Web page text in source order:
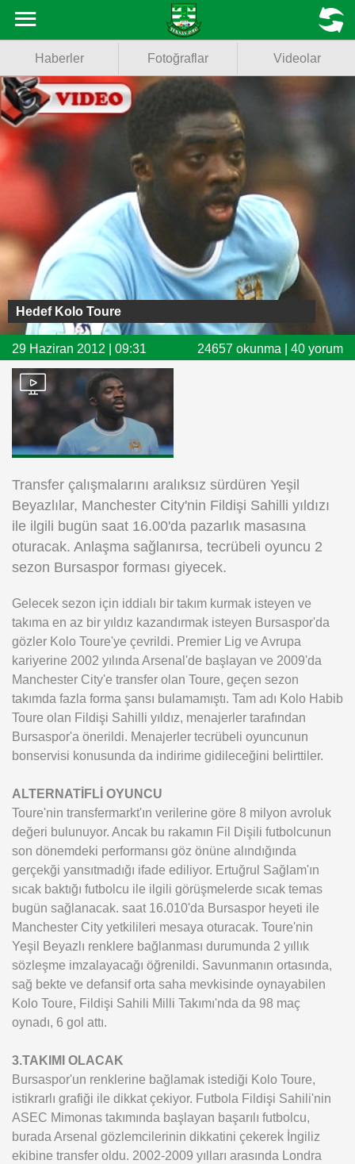
Fotoğraflar
Videolar
Basketbol
Puan Durumu
Fikstür
Facebook
Twitter
Instagram
Android
MENU
Haberler Fotoğraflar Videolar
Hedef Kolo Toure
29 Haziran 2012 | 09:31 24657 okunma | 40 yorum
Transfer çalışmalarını aralıksız sürdüren Yeşil
Beyazlılar, Manchester City'nin Fildişi Sahilli yıldızı
ile ilgili bugün saat 16.00'da pazarlık masasına
oturacak. Anlaşma sağlanırsa, tecrübeli oyuncu 2
sezon Bursaspor forması giyecek.
Gelecek sezon için iddialı bir takım kurmak isteyen ve
takıma en az bir yıldız kazandırmak isteyen Bursaspor'da
gözler Kolo Toure'ye çevrildi. Premier Lig ve Avrupa
kariyerine 2002 yılında Arsenal'de başlayan ve 2009'da
Manchester City'e transfer olan Toure, geçen sezon
takımda fazla forma şansı bulamamıştı. Tam adı Kolo Habib
Toure olan Fildişi Sahilli yıldız, menajerler tarafından
Bursaspor'a önerildi. Menajerler tecrübeli oyuncunun
bonservisi konusunda da indirime gidileceğini belirttiler.
ALTERNATİFLİ OYUNCU
Toure'nin transfermarkt'ın verilerine göre 8 milyon avroluk
değeri bulunuyor. Ancak bu rakamın Fil Dişili futbolcunun
son dönemdeki performansı göz önüne alındığında
gerçekği yansıtmadığı ifade ediliyor. Ertuğrul Sağlam'ın
sıcak baktığı futbolcu ile ilgili görüşmelerde sıcak temas
bugün sağlanacak. saat 16.010'da Bursaspor heyeti ile
Manchester City yetkilileri mesaya oturacak. Toure'nin
Yeşil Beyazlı renklere bağlanması durumunda 2 yıllık
sözleşme imzalayacağı öğrenildi. Savunmanın ortasında,
sağ bekte ve defansif orta saha mevkisinde oynayabilen
Kolo Toure, Fildişi Sahili Milli Takımı'nda da 98 maç
oynadı, 6 gol attı.
3.TAKIMI OLACAK
Bursaspor'un renklerine bağlamak istediği Kolo Toure,
istikrarlı grafiği ile dikkat çekiyor. Futbola Fildişi Sahili'nin
ASEC Mimonas takımında başlayan başarılı futbolcu,
burada Arsenal gözlemcilerinin dikkatini çekerek İngiliz
ekibine transfer oldu. 2002-2009 yılları arasında Londra